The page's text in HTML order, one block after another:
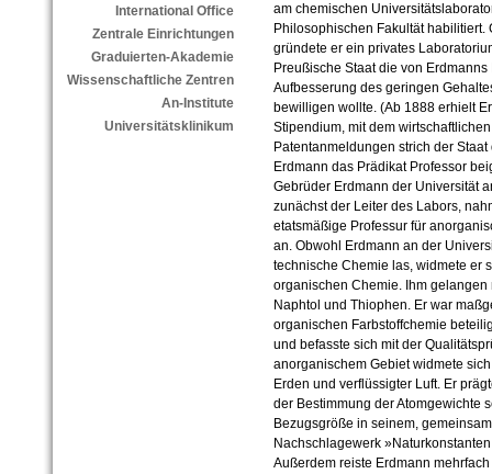
International Office
Zentrale Einrichtungen
Graduierten-Akademie
Wissenschaftliche Zentren
An-Institute
Universitätsklinikum
am chemischen
Philosophischen Fakultät habilitiert.
gründete er ein privates
Preußische Staat die von
Aufbesserung des geringen
bewilligen wollte. (Ab 1888 erhielt
Stipendium, mit dem
Patentanmeldungen strich der
Erdmann das Prädikat Professor
Gebrüder Erdmann der Universität
zunächst der Leiter des Labors,
etatsmäßige Professur für
an. Obwohl Erdmann an der
technische Chemie las, widmete er
organischen Chemie. Ihm
Naphtol und Thiophen. Er war
organischen Farbstoffchemie
und befasste sich mit der
anorganischem Gebiet widmete
Erden und verflüssigter Luft. Er
der Bestimmung der Atomgewichte
Bezugsgröße in seinem,
Nachschlagewerk
Außerdem reiste Erdmann